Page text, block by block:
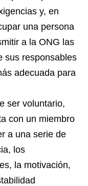
y, en
una persona
a la ONG las
sus responsables
adecuada para
ser voluntario,
con un miembro
a una serie de
los
la motivación,